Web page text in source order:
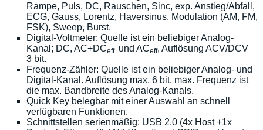
Rampe, Puls, DC, Rauschen, Sinc, exp. Anstieg/Abfall,
ECG, Gauss, Lorentz, Haversinus. Modulation (AM, FM,
FSK), Sweep, Burst.
Digital-Voltmeter: Quelle ist ein beliebiger Analog-
Kanal; DC, AC+DCeff. und ACeff, Auflösung ACV/DCV
3 bit.
Frequenz-Zähler: Quelle ist ein beliebiger Analog- und
Digital-Kanal. Auflösung max. 6 bit, max. Frequenz ist
die max. Bandbreite des Analog-Kanals.
Quick Key belegbar mit einer Auswahl an schnell
verfügbaren Funktionen.
Schnittstellen serienmäßig: USB 2.0 (4x Host +1x